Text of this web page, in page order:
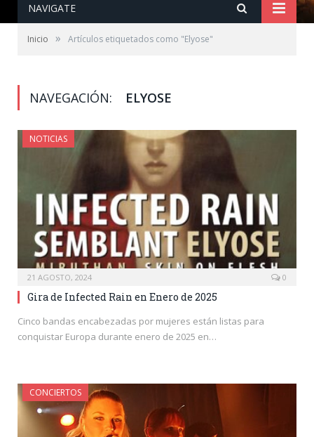
NAVIGATE
Inicio » Artículos etiquetados como "Elyose"
NAVEGACIÓN: ELYOSE
NOTICIAS
21 AGOSTO, 2024 0
Gira de Infected Rain en Enero de 2025
Cinco bandas encabezadas por mujeres están listas para
conquistar Europa durante enero de 2025 en…
CONCIERTOS